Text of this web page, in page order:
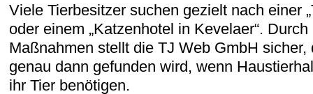
Viele Tierbesitzer suchen gezielt nach einer
oder einem „Katzenhotel in Kevelaer“.
Maßnahmen stellt die TJ Web GmbH sicher,
genau dann gefunden wird, wenn
ihr Tier benötigen.